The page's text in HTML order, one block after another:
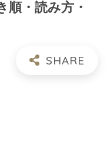
順・読み方・